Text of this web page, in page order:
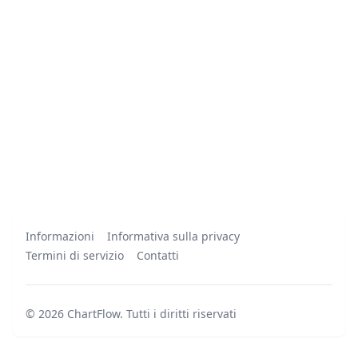
Informazioni
Informativa sulla privacy
Termini di servizio
Contatti
© 2026 ChartFlow. Tutti i diritti riservati